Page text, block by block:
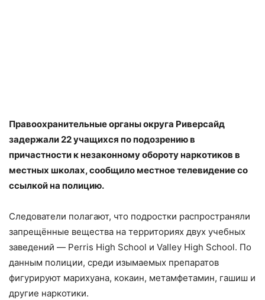
Правоохранительные органы округа Риверсайд
задержали 22 учащихся по подозрению в
причастности к незаконному обороту наркотиков в
местных школах, сообщило местное телевидение со
ссылкой на полицию.
Следователи полагают, что подростки распространяли
запрещённые вещества на территориях двух учебных
заведений — Perris High School и Valley High School. По
данным полиции, среди изымаемых препаратов
фигурируют марихуана, кокаин, метамфетамин, гашиш и
другие наркотики.